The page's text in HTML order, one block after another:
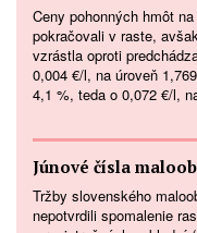
Ceny pohonných hmôt
pokračovali v raste,
vzrástla oproti
0,004 €/l, na úroveň
4,1 %, teda o 0,072 €/l,
Júnové čísla
Tržby slovenského
nepotvrdili spomalenie